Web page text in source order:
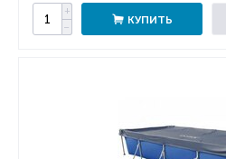
+
−
КУПИТЬ